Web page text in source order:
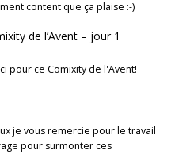
content que ça plaise :-)
de l’Avent – jour 1
pour ce Comixity de l'Avent!
je vous remercie pour le travail
pour surmonter ces